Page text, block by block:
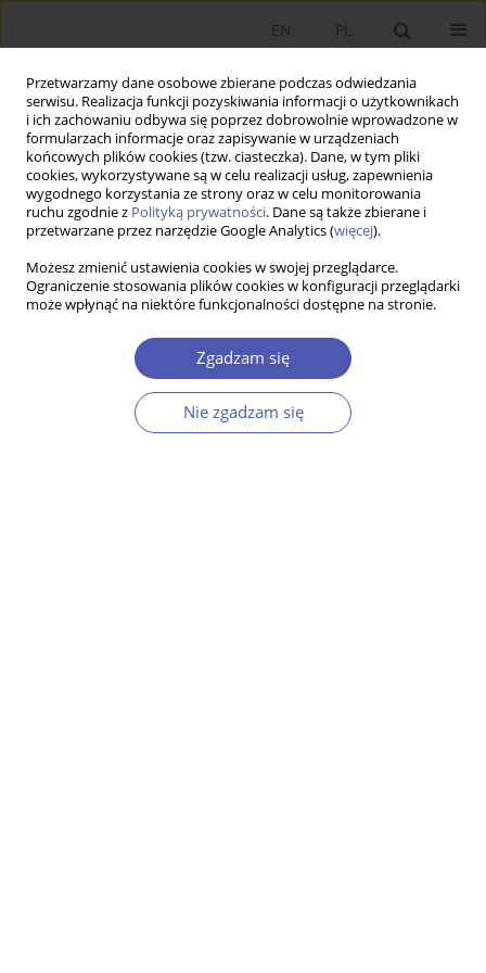
Przetwarzamy dane osobowe zbierane podczas odwiedzania
serwisu. Realizacja funkcji pozyskiwania informacji o użytkownikach
i ich zachowaniu odbywa się poprzez dobrowolnie wprowadzone w
formularzach informacje oraz zapisywanie w urządzeniach
końcowych plików cookies (tzw. ciasteczka). Dane, w tym pliki
cookies, wykorzystywane są w celu realizacji usług, zapewnienia
wygodnego korzystania ze strony oraz w celu monitorowania
ruchu zgodnie z Polityką prywatności. Dane są także zbierane i
przetwarzane przez narzędzie Google Analytics (więcej).
Możesz zmienić ustawienia cookies w swojej przeglądarce.
Ograniczenie stosowania plików cookies w konfiguracji przeglądarki
może wpłynąć na niektóre funkcjonalności dostępne na stronie.
Zgadzam się
Nie zgadzam się
PL
EN
6/2014 vol. 274
KRÓTKA NOTATKA
Spis publikacji w 2014 r.
GNPJE 2014;274(6):199-201